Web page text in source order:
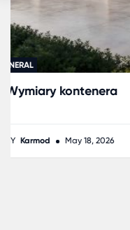
GENERAL
Kontenery
BY Karmod December